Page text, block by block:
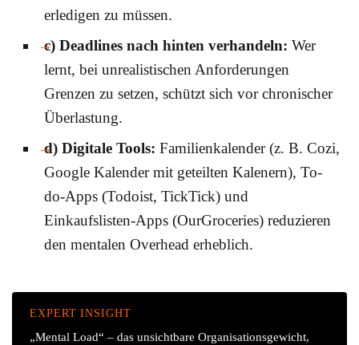
erledigen zu müssen.
c) Deadlines nach hinten verhandeln: Wer
lernt, bei unrealistischen Anforderungen
Grenzen zu setzen, schützt sich vor chronischer
Überlastung.
d) Digitale Tools: Familienkalender (z. B. Cozi,
Google Kalender mit geteilten Kalenern), To-
do-Apps (Todoist, TickTick) und
Einkaufslisten-Apps (OurGroceries) reduzieren
den mentalen Overhead erheblich.
EXPERT INSIGHT
„Mental Load“ – das unsichtbare Organisationsgewicht,